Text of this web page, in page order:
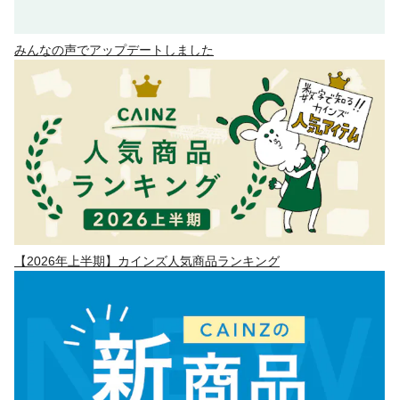
みんなの声でアップデートしました
【2026年上半期】カインズ人気商品ランキング